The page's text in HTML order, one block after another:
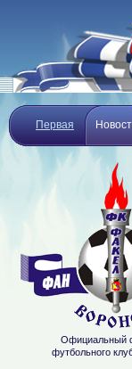
Первая
Официальный
футбольного